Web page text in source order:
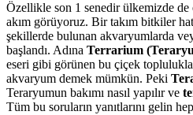
Özellikle son 1 senedir ülkemizde
akım görüyoruz. Bir takım bitkiler
şekillerde bulunan akvaryumlarda
başlandı. Adına Terrarium
eseri gibi görünen bu çiçek
akvaryum demek mümkün. Peki
Teraryumun bakımı nasıl yapılır ve
Tüm bu soruların yanıtlarını gelin